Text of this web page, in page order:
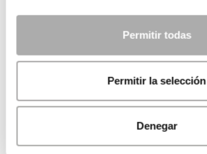
Permitir todas
Permitir la selección
Denegar